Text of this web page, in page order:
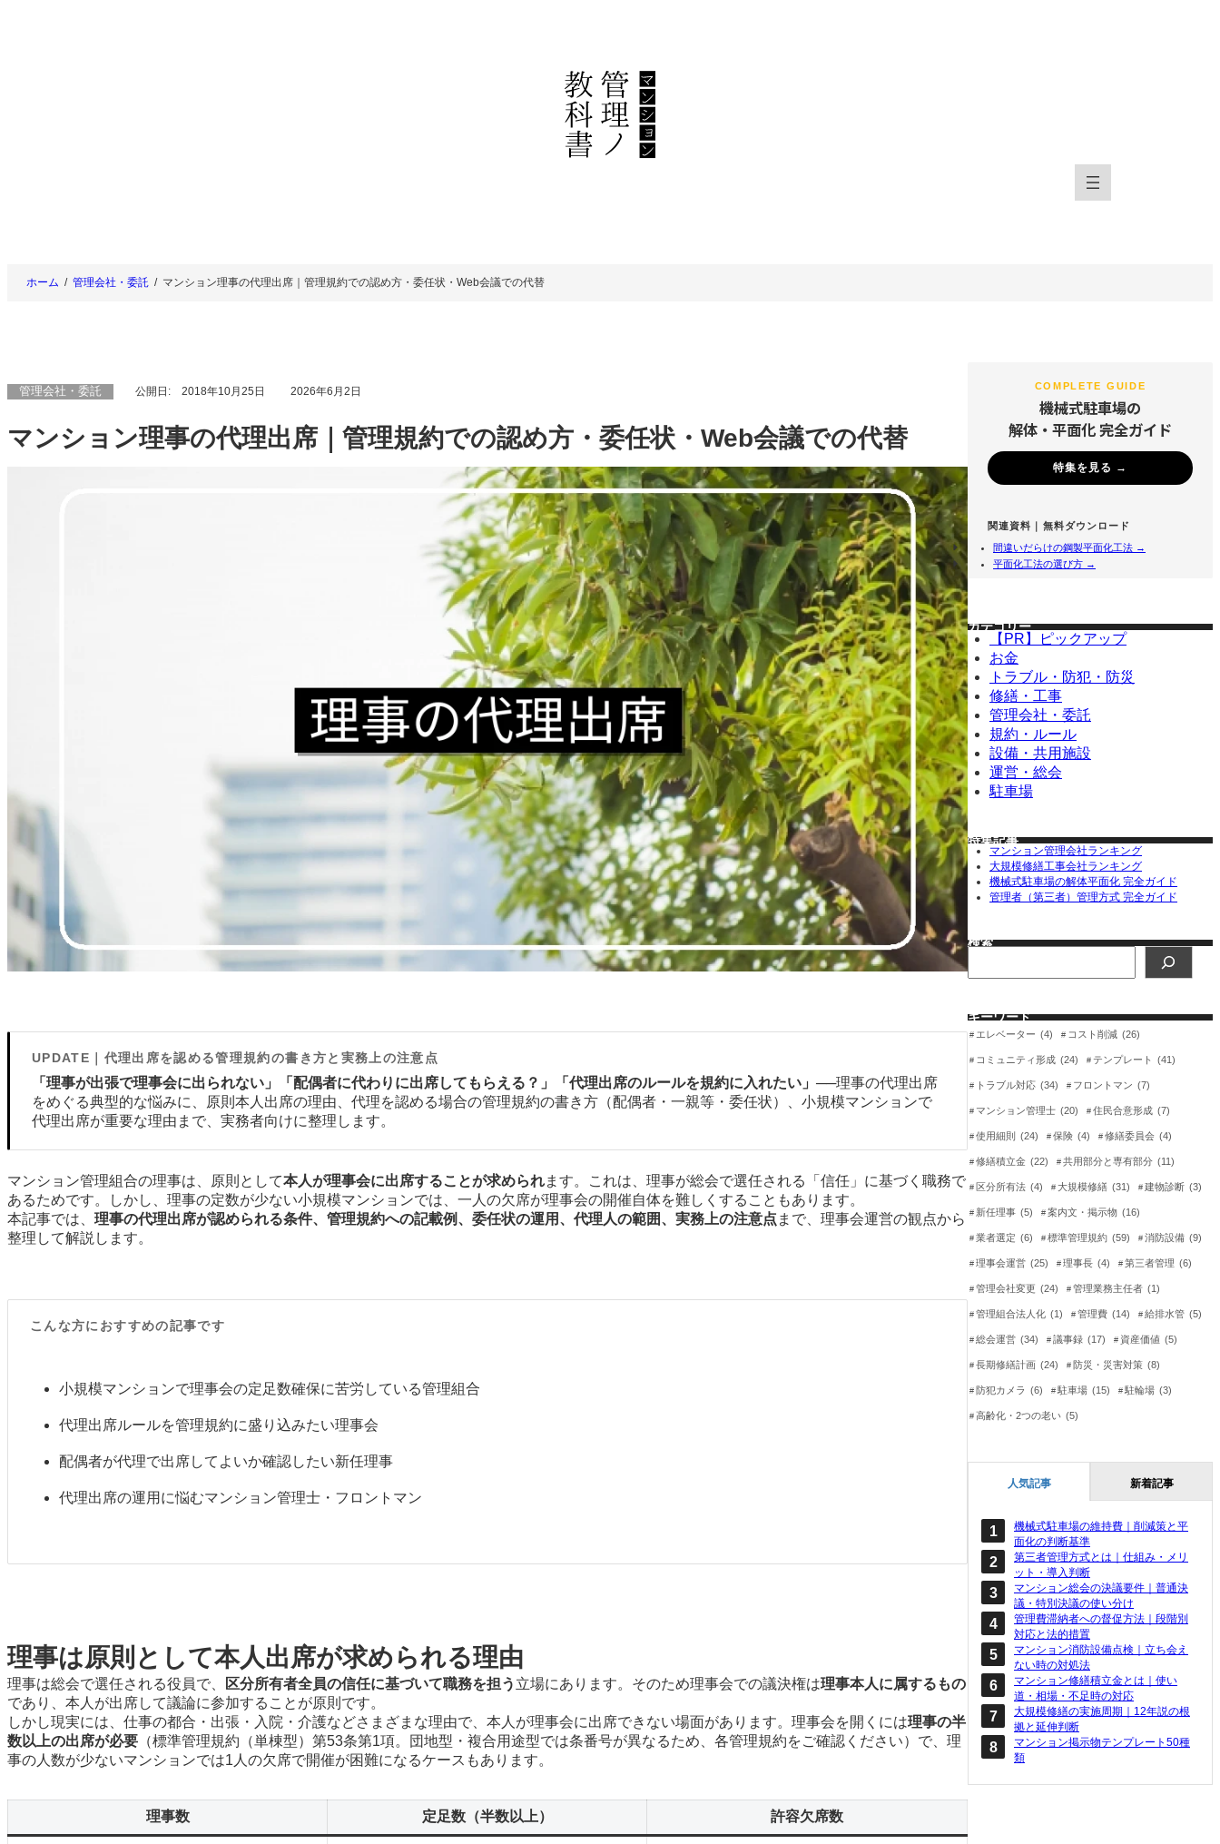
ホーム 管理会社・委託 マンション理事の代理出席｜管理規約での認め方・委任状・Web会議での代替
管理会社・委託 公開日: 2018年10月25日 2026年6月2日
マンション理事の代理出席｜管理規約での認め方・委任状・Web会議での代替
UPDATE｜代理出席を認める管理規約の書き方と実務上の注意点
「理事が出張で理事会に出られない」「配偶者に代わりに出席してもらえる？」「代理出席のルールを規約に入れたい」 ──理事の代理出席
をめぐる典型的な悩みに、原則本人出席の理由、代理を認める場合の管理規約の書き方（配偶者・一親等・委任状）、小規模マンションで
代理出席が重要な理由まで、実務者向けに整理します。
マンション管理組合の理事は、原則として本人が理事会に出席することが求められます。これは、理事が総会で選任される「信任」に基づく職務で
あるためです。しかし、理事の定数が少ない小規模マンションでは、一人の欠席が理事会の開催自体を難しくすることもあります。
本記事では、 理事の代理出席が認められる条件、管理規約への記載例、委任状の運用、代理人の範囲、実務上の注意点 まで、理事会運営の観点から
整理して解説します。
こんな方におすすめの記事です
小規模マンションで理事会の定足数確保に苦労している管理組合
代理出席ルールを管理規約に盛り込みたい理事会
配偶者が代理で出席してよいか確認したい新任理事
代理出席の運用に悩むマンション管理士・フロントマン
理事は原則として本人出席が求められる理由
理事は総会で選任される役員で、 区分所有者全員の信任に基づいて職務を担う 立場にあります。そのため理事会での議決権は理事本人に属するもの
であり、本人が出席して議論に参加することが原則です。
しかし現実には、仕事の都合・出張・入院・介護などさまざまな理由で、本人が理事会に出席できない場面があります。理事会を開くには理事の半
数以上の出席が必要 （標準管理規約（単棟型）第53条第1項。団地型・複合用途型では条番号が異なるため、各管理規約をご確認ください）で、理
事の人数が少ないマンションでは1人の欠席で開催が困難になるケースもあります。
理事数 定足数（半数以上） 許容欠席数
COMPLETE GUIDE
機械式駐車場の
解体・平面化 完全ガイド
特集を見る →
関連資料｜無料ダウンロード
間違いだらけの鋼製平面化工法 →
平面化工法の選び方 →
カテゴリー
【PR】ピックアップ
お金
トラブル・防犯・防災
修繕・工事
管理会社・委託
規約・ルール
設備・共用施設
運営・総会
駐車場
特集記事
マンション管理会社ランキング
大規模修繕工事会社ランキング
機械式駐車場の解体平面化 完全ガイド
管理者（第三者）管理方式 完全ガイド
検索
索
キーワード
エレベーター (4) コスト削減 (26)
コミュニティ形成 (24) テンプレート (41)
トラブル対応 (34) フロントマン (7)
マンション管理士 (20) 住民合意形成 (7)
使用細則 (24) 保険 (4) 修繕委員会 (4)
修繕積立金 (22) 共用部分と専有部分 (11)
区分所有法 (4) 大規模修繕 (31) 建物診断 (3)
新任理事 (5) 案内文・掲示物 (16)
業者選定 (6) 標準管理規約 (59) 消防設備 (9)
理事会運営 (25) 理事長 (4) 第三者管理 (6)
管理会社変更 (24) 管理業務主任者 (1)
管理組合法人化 (1) 管理費 (14) 給排水管 (5)
総会運営 (34) 議事録 (17) 資産価値 (5)
長期修繕計画 (24) 防災・災害対策 (8)
防犯カメラ (6) 駐車場 (15) 駐輪場 (3)
高齢化・2つの老い (5)
人気記事 新着記事
機械式駐車場の維持費｜削減策と平
面化の判断基準
第三者管理方式とは｜仕組み・メリ
ット・導入判断
マンション総会の決議要件｜普通決
議・特別決議の使い分け
管理費滞納者への督促方法｜段階別
対応と法的措置
マンション消防設備点検｜立ち会え
ない時の対処法
マンション修繕積立金とは｜使い
道・相場・不足時の対応
大規模修繕の実施周期｜12年説の根
拠と延伸判断
マンション掲示物テンプレート50種
類